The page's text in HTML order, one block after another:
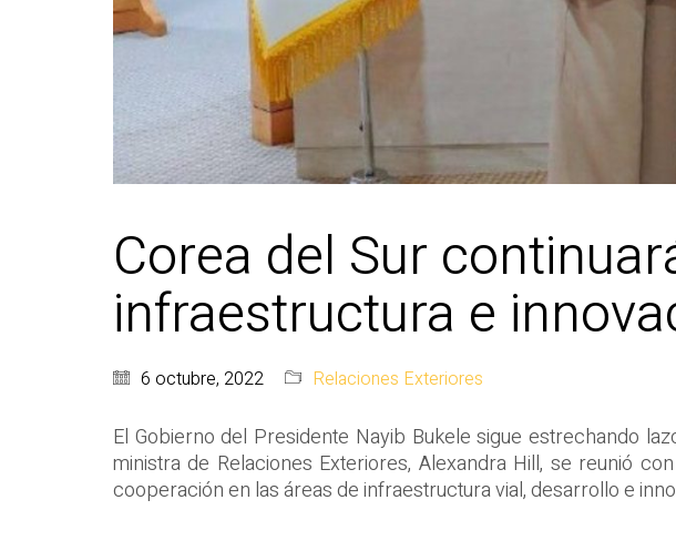
Corea del Sur
infraestructura e
6 octubre, 2022 Relaciones Exteriores
El Gobierno del Presidente Nayib Bukele sigue estrechando
ministra de Relaciones Exteriores, Alexandra Hill, se reunió
cooperación en las áreas de infraestructura vial, desarrollo e